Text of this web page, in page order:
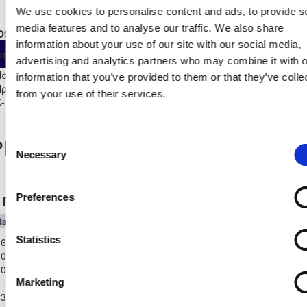
We use cookies to personalise content and ads, to provide
media features and to analyse our traffic. We also share
information about your use of our site with our social media,
advertising and analytics partners who may combine it with
information that you’ve provided to them or that they’ve
from your use of their services.
Consent
Selection
Necessary
Preferences
Statistics
Marketing
STATS 2022 - 2023
App
As
Substitute
From
Start
Own
Παίδων
14 2022/23
18 0
Record
Παγκύπριο Πρωτάθλημα Παίδων Κ-14 2022/23
Παγκύπριο
2022/23
Παγκύπριο